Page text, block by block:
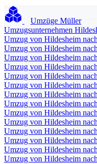
Umzüge Müller
Umzugsunternehmen
Umzug von Hildesheim
Umzug von Hildesheim
Umzug von Hildesheim
Umzug von Hildesheim
Umzug von Hildesheim
Umzug von Hildesheim
Umzug von Hildesheim
Umzug von Hildesheim
Umzug von Hildesheim
Umzug von Hildesheim
Umzug von Hildesheim
Umzug von Hildesheim
Umzug von Hildesheim
Umzug von Hildesheim